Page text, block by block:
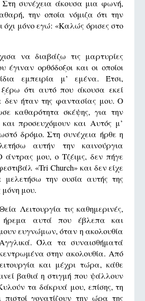
συνέχεια άκουσα μια φωνή,
την οποία νόμιζα ότι την
όχι μόνο εγώ: «Καλώς όρισες στο
να διαβάζω τις μαρτυρίες
ορθόδοξοι και οι οποίοι
εμπειρία μ’ εμένα. Έτσι,
ξέρω ότι αυτό που άκουσα εκεί
δεν ήταν της φαντασίας μου. Ο
καθαρότητα σκέψης, για την
προσευχόμουν και Αυτός μ’
δρόμο. Στη συνέχεια ήρθε η
αυτήν την καινούργια
μου, ο Τζέιμς, δεν πήγε
«Tri Church» και δεν είχε
μελετήσω την ουσία αυτής της
μου.
Λειτουργία τις καθημερινές,
ήρεμα αυτά που έβλεπα και
ευγνώμων, όταν η ακολουθία
Όλα τα συναισθήματά
στην ακολουθία. Από
και μέχρι τώρα, κάθε
βαθιά η στιγμή που ψάλλουν
τα δάκρυά μου, επίσης, τη
πιστοί γονατίζουν την ώρα της